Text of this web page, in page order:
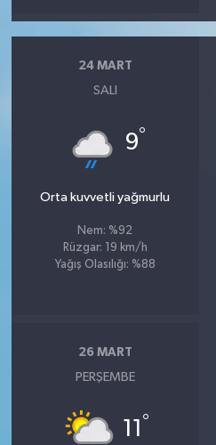
24 MART
SALI
9°
Orta kuvvetli yağmurlu
Nem: %92
Rüzgar: 19 km/h
Yağış Olasılığı: %88
26 MART
PERŞEMBE
11 °